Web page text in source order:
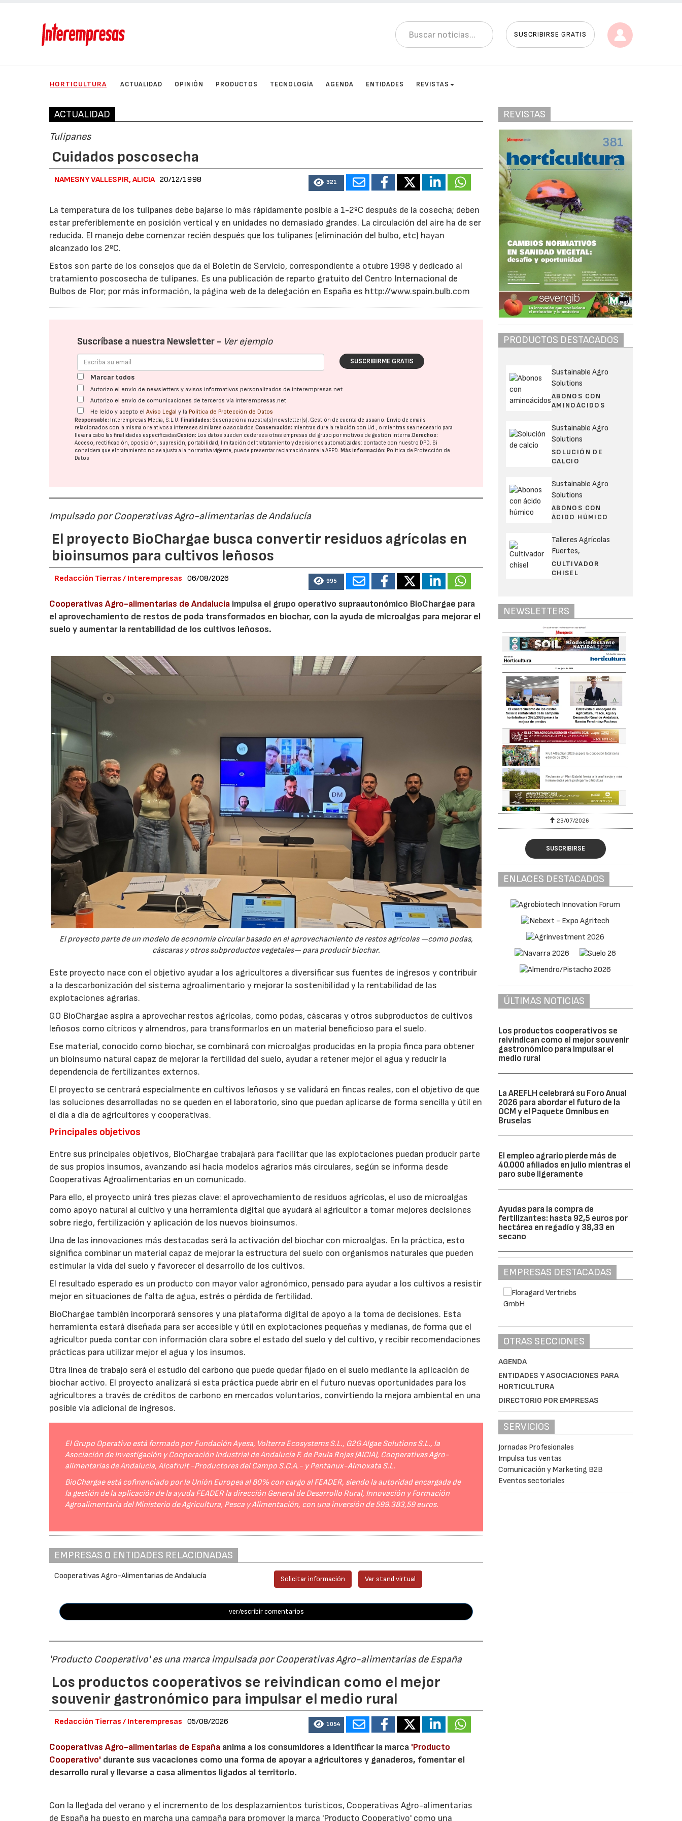
SUSCRIBIRSE GRATIS
HORTICULTURA ACTUALIDAD OPINIÓN PRODUCTOS TECNOLOGÍA AGENDA ENTIDADES REVISTAS
ACTUALIDAD
Tulipanes
Cuidados poscosecha
NAMESNY VALLESPIR, ALICIA 20/12/1998 321
La temperatura de los tulipanes debe bajarse lo más rápidamente posible a 1-2ºC después de la cosecha; deben
estar preferiblemente en posición vertical y en unidades no demasiado grandes. La circulación del aire ha de ser
reducida. El manejo debe comenzar recién después que los tulipanes (eliminación del bulbo, etc) hayan
alcanzado los 2ºC.
Estos son parte de los consejos que da el Boletín de Servicio, correspondiente a otubre 1998 y dedicado al
tratamiento poscosecha de tulipanes. Es una publicación de reparto gratuito del Centro Internacional de
Bulbos de Flor; por más información, la página web de la delegación en España es http://www.spain.bulb.com
Suscríbase a nuestra Newsletter - Ver ejemplo
SUSCRIBIRME GRATIS
Marcar todos
Autorizo el envío de newsletters y avisos informativos personalizados de interempresas.net
Autorizo el envío de comunicaciones de terceros vía interempresas.net
He leído y acepto elAviso Legal y la Política de Protección de Datos
Responsable: Interempresas Media, S.L.U.Finalidades: Suscripción a nuestra(s) newsletter(s). Gestión de cuenta de usuario. Envío de emails
relacionados con la misma o relativos a intereses similares o asociados.Conservación: mientras dure la relación con Ud., o mientras sea necesario para
llevar a cabo las finalidades especificadasCesión: Los datos pueden cederse a otras empresas del grupo por motivos de gestión interna.Derechos:
Acceso, rectificación, oposición, supresión, portabilidad, limitación del tratatamiento y decisiones automatizadas: contacte con nuestro DPD. Si
considera que el tratamiento no se ajusta a la normativa vigente, puede presentar reclamación ante laAEPD.Más información: Política de Protección de
Datos
Impulsado por Cooperativas Agro-alimentarias de Andalucía
El proyecto BioChargae busca convertir residuos agrícolas en
bioinsumos para cultivos leñosos
Redacción Tierras / Interempresas 06/08/2026 995
Cooperativas Agro-alimentarias de Andalucía impulsa el grupo operativo supraautonómico BioChargae para
el aprovechamiento de restos de poda transformados en biochar, con la ayuda de microalgas para mejorar el
suelo y aumentar la rentabilidad de los cultivos leñosos.
El proyecto parte de un modelo de economía circular basado en el aprovechamiento de restos agrícolas —como podas,
cáscaras y otros subproductos vegetales— para producir biochar.
Este proyecto nace con el objetivo ayudar a los agricultores a diversificar sus fuentes de ingresos y contribuir
a la descarbonización del sistema agroalimentario y mejorar la sostenibilidad y la rentabilidad de las
explotaciones agrarias.
GO BioChargae aspira a aprovechar restos agrícolas, como podas, cáscaras y otros subproductos de cultivos
leñosos como cítricos y almendros, para transformarlos en un material beneficioso para el suelo.
Ese material, conocido como biochar, se combinará con microalgas producidas en la propia finca para obtener
un bioinsumo natural capaz de mejorar la fertilidad del suelo, ayudar a retener mejor el agua y reducir la
dependencia de fertilizantes externos.
El proyecto se centrará especialmente en cultivos leñosos y se validará en fincas reales, con el objetivo de que
las soluciones desarrolladas no se queden en el laboratorio, sino que puedan aplicarse de forma sencilla y útil en
el día a día de agricultores y cooperativas.
Principales objetivos
Entre sus principales objetivos, BioChargae trabajará para facilitar que las explotaciones puedan producir parte
de sus propios insumos, avanzando así hacia modelos agrarios más circulares, según se informa desde
Cooperativas Agroalimentarias en un comunicado.
Para ello, el proyecto unirá tres piezas clave: el aprovechamiento de residuos agrícolas, el uso de microalgas
como apoyo natural al cultivo y una herramienta digital que ayudará al agricultor a tomar mejores decisiones
sobre riego, fertilización y aplicación de los nuevos bioinsumos.
Una de las innovaciones más destacadas será la activación del biochar con microalgas. En la práctica, esto
significa combinar un material capaz de mejorar la estructura del suelo con organismos naturales que pueden
estimular la vida del suelo y favorecer el desarrollo de los cultivos.
El resultado esperado es un producto con mayor valor agronómico, pensado para ayudar a los cultivos a resistir
mejor en situaciones de falta de agua, estrés o pérdida de fertilidad.
BioChargae también incorporará sensores y una plataforma digital de apoyo a la toma de decisiones. Esta
herramienta estará diseñada para ser accesible y útil en explotaciones pequeñas y medianas, de forma que el
agricultor pueda contar con información clara sobre el estado del suelo y del cultivo, y recibir recomendaciones
prácticas para utilizar mejor el agua y los insumos.
Otra línea de trabajo será el estudio del carbono que puede quedar fijado en el suelo mediante la aplicación de
biochar activo. El proyecto analizará si esta práctica puede abrir en el futuro nuevas oportunidades para los
agricultores a través de créditos de carbono en mercados voluntarios, convirtiendo la mejora ambiental en una
posible vía adicional de ingresos.
El Grupo Operativo está formado por Fundación Ayesa, Volterra Ecosystems S.L., G2G Algae Solutions S.L., la
Asociación de Investigación y Cooperación Industrial de Andalucía F. de Paula Rojas (AICIA), Cooperativas Agro-
alimentarias de Andalucía, Alcafruit -Productores del Campo S.C.A.- y Pentanux-Almoxata S.L.
BioChargae está cofinanciado por la Unión Europea al 80% con cargo al FEADER, siendo la autoridad encargada de
la gestión de la aplicación de la ayuda FEADER la dirección General de Desarrollo Rural, Innovación y Formación
Agroalimentaria del Ministerio de Agricultura, Pesca y Alimentación, con una inversión de 599.383,59 euros.
EMPRESAS O ENTIDADES RELACIONADAS
Cooperativas Agro-Alimentarias de Andalucía Solicitar información Ver stand virtual
ver/escribir comentarios
'Producto Cooperativo' es una marca impulsada por Cooperativas Agro-alimentarias de España
Los productos cooperativos se reivindican como el mejor
souvenir gastronómico para impulsar el medio rural
Redacción Tierras / Interempresas 05/08/2026 1054
Cooperativas Agro-alimentarias de España anima a los consumidores a identificar la marca 'Producto
Cooperativo' durante sus vacaciones como una forma de apoyar a agricultores y ganaderos, fomentar el
desarrollo rural y llevarse a casa alimentos ligados al territorio.
Con la llegada del verano y el incremento de los desplazamientos turísticos, Cooperativas Agro-alimentarias
de España ha puesto en marcha una campaña para promover la marca 'Producto Cooperativo' como una
REVISTAS
PRODUCTOS DESTACADOS
Sustainable Agro
Solutions
ABONOS CON
AMINOÁCIDOS
Sustainable Agro
Solutions
SOLUCIÓN DE
CALCIO
Sustainable Agro
Solutions
ABONOS CON
ÁCIDO HÚMICO
Talleres Agrícolas
Fuertes,
CULTIVADOR
CHISEL
NEWSLETTERS
23/07/2026 30/07/2026 23/07/2026
SUSCRIBIRSE
ENLACES DESTACADOS
ÚLTIMAS NOTICIAS
Los productos cooperativos se
reivindican como el mejor souvenir
gastronómico para impulsar el
medio rural
La AREFLH celebrará su Foro Anual
2026 para abordar el futuro de la
OCM y el Paquete Omnibus en
Bruselas
El empleo agrario pierde más de
40.000 afiliados en julio mientras el
paro sube ligeramente
Ayudas para la compra de
fertilizantes: hasta 92,5 euros por
hectárea en regadío y 38,33 en
secano
EMPRESAS DESTACADAS
OTRAS SECCIONES
AGENDA
ENTIDADES Y ASOCIACIONES PARA
HORTICULTURA
DIRECTORIO POR EMPRESAS
SERVICIOS
Jornadas Profesionales
Impulsa tus ventas
Comunicación y Marketing B2B
Eventos sectoriales